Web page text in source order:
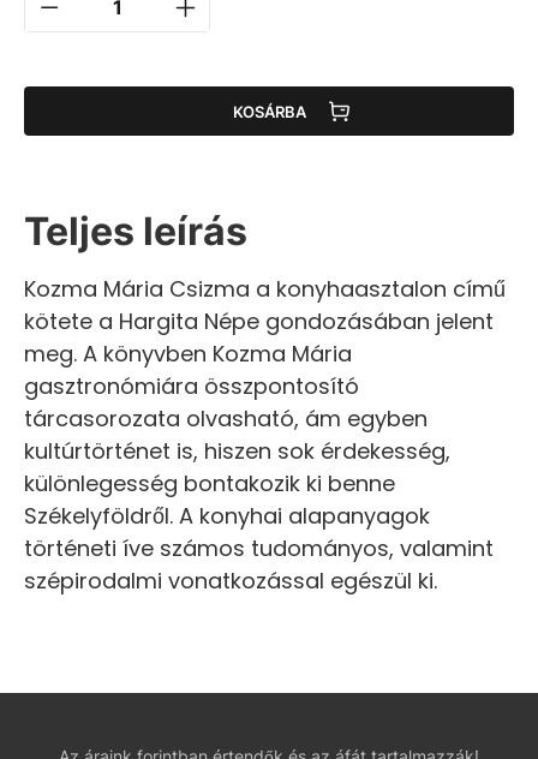
KOSÁRBA
Teljes leírás
Kozma Mária Csizma a konyhaasztalon című
kötete a Hargita Népe gondozásában jelent
meg. A könyvben Kozma Mária
gasztronómiára összpontosító
tárcasorozata olvasható, ám egyben
kultúrtörténet is, hiszen sok érdekesség,
különlegesség bontakozik ki benne
Székelyföldről. A konyhai alapanyagok
történeti íve számos tudományos, valamint
szépirodalmi vonatkozással egészül ki.